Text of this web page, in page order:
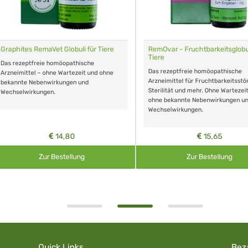
Graphites RemaVet Globuli für Tiere
Das rezeptfreie homöopathische
Arzneimittel – ohne Wartezeit und ohne
bekannte Nebenwirkungen und
Wechselwirkungen.
14,80
Zur Bestellung
RemOvar -
Tiere
Das rezeptfreie homöopathische
Arzneimittel für
Sterilität und mehr. Ohne
ohne bekannte Nebenwirkungen
Wechselwirkungen.
15,65
Zur Bestellung